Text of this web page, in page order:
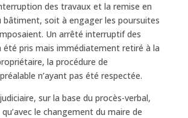
des travaux et la remise en
soit à engager les poursuites
Un arrêté interruptif des
été pris mais immédiatement retiré à la
la procédure de
n’ayant pas été respectée.
sur la base du procès-verbal,
qu’avec le changement du maire de